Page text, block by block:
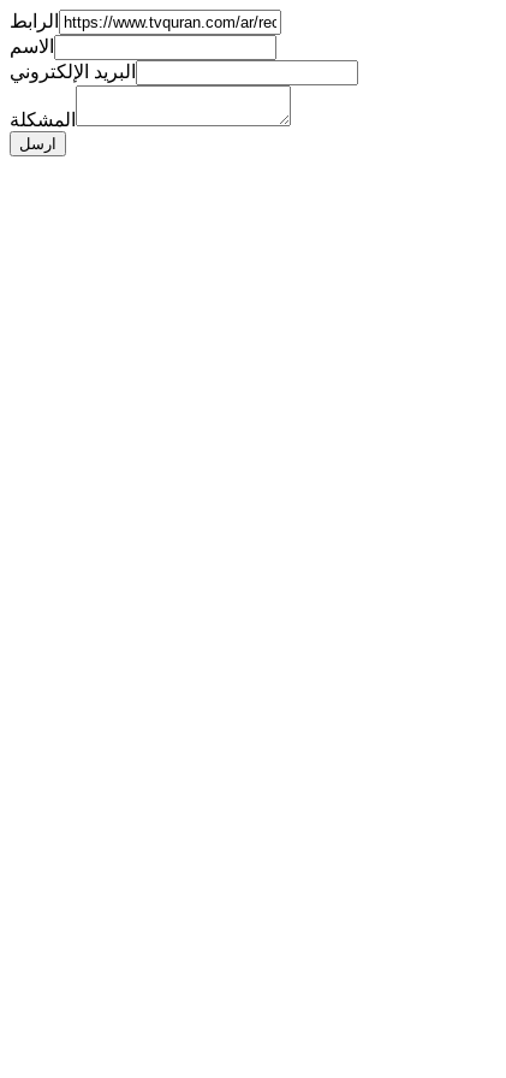
الرابط
الاسم
البريد الإلكتروني
المشكلة
ارسل